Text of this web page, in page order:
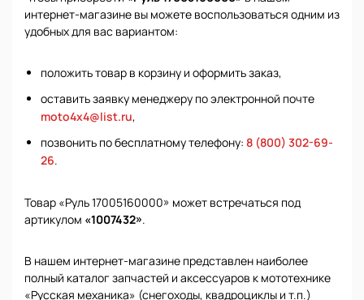
интернет-магазине вы можете воспользоваться одним из
удобных для вас вариантом:
положить товар в корзину и оформить заказ,
оставить заявку менеджеру по электронной почте
moto4x4@list.ru,
позвонить по бесплатному телефону: 8 (800) 302-69-
26.
Товар «Руль 17005160000» может встречаться под
артикулом «1007432».
В нашем интернет-магазине представлен наиболее
полный каталог запчастей и аксессуаров к мототехнике
«Русская механика» (снегоходы, квадроциклы и т.п.)